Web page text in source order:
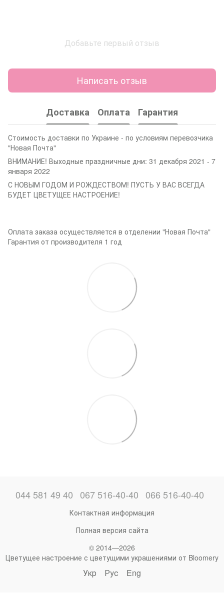
Добавьте первый отзыв
Написать отзыв
Доставка Оплата Гарантия
Стоимость доставки по Украине - по условиям перевозчика
"Новая Почта"
ВНИМАНИЕ! Выходные праздничные дни: 31 декабря 2021 - 7
января 2022
С НОВЫМ ГОДОМ И РОЖДЕСТВОМ! ПУСТЬ У ВАС ВСЕГДА
БУДЕТ ЦВЕТУЩЕЕ НАСТРОЕНИЕ!
Оплата заказа осуществляется в отделении "Новая Почта"
Гарантия от производителя 1 год
044 581 49 40 067 516-40-40 066 516-40-40
Контактная информация
Полная версия сайта
© 2014—2026
Цветущее настроение с цветущими украшениями от Bloomery
Укр Рус Eng